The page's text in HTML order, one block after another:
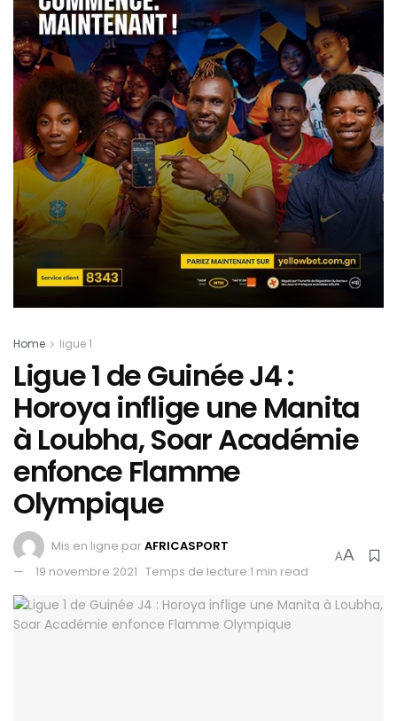
Home ligue 1
Ligue 1 de Guinée J4 :
Horoya inflige une Manita
à Loubha, Soar Académie
enfonce Flamme
Olympique
Mis en ligne parAFRICASPORT
19 novembre 2021 Temps de lecture:1 min read
AA